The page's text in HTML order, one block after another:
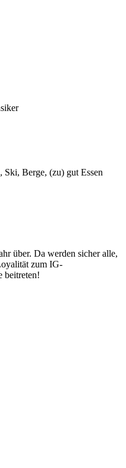
Ski, Berge, (zu) gut Essen
über. Da werden sicher alle,
zum IG-
beitreten!